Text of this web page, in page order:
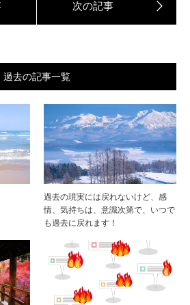
過去の記事一覧
過去の現実には戻れないけど、感
情、気持ちは、意識次第で、いつで
も過去に戻れます！